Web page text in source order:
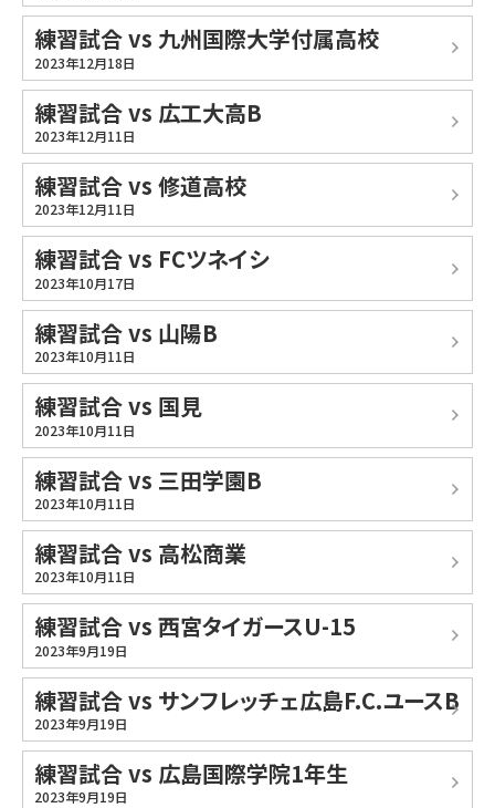
練習試合 vs 九州国際大学付属高校
2023年12月18日
練習試合 vs 広工大高B
2023年12月11日
練習試合 vs 修道高校
2023年12月11日
練習試合 vs FCツネイシ
2023年10月17日
練習試合 vs 山陽B
2023年10月11日
練習試合 vs 国見
2023年10月11日
練習試合 vs 三田学園B
2023年10月11日
練習試合 vs 高松商業
2023年10月11日
練習試合 vs 西宮タイガースU-15
2023年9月19日
練習試合 vs サンフレッチェ広島F.C.ユースB
2023年9月19日
練習試合 vs 広島国際学院1年生
2023年9月19日